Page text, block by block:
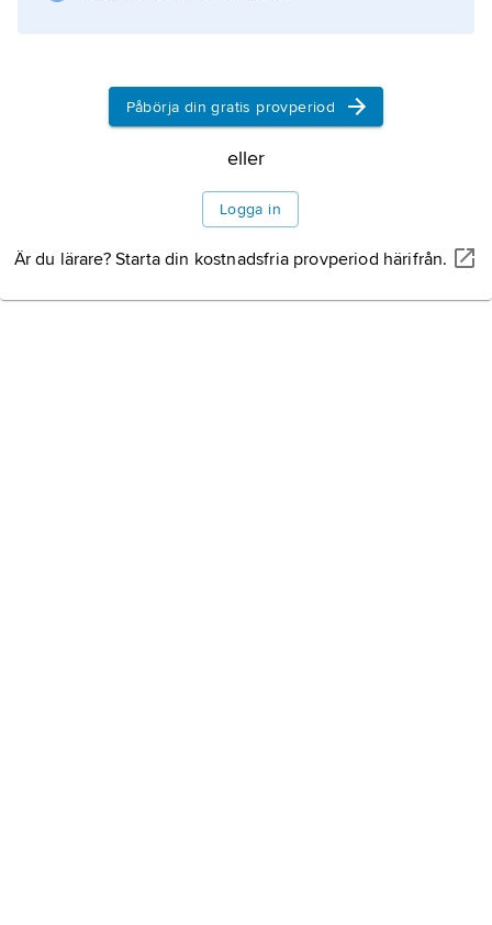
Information om artikeln
Påbörja din gratis provperiod
eller
Logga in
Är du lärare? Starta din kostnadsfria provperiod härifrån.